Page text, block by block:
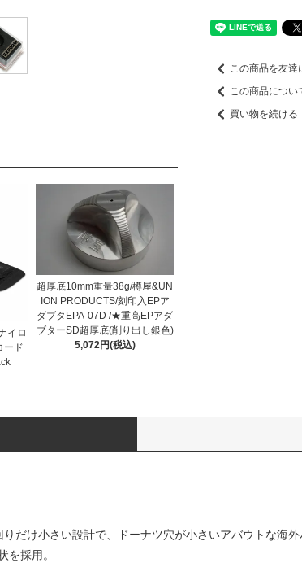
イロ
ード
超厚底10mm重量38g/樽屋&UN
ION PRODUCTS/刻印入EPア
ダブタEPA-07D /★重高EPアダ
ブターSD超厚底(削り出し銀色)
5,072円(税込)
この商品を友達
この商品につい
買い物を続ける
だけ小さい設計で、ドーナツ穴が小さいアバウトな海
を採用。